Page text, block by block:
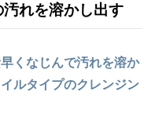
れを溶かし出す
くなじんで汚れを溶か
ルタイプのクレンジン